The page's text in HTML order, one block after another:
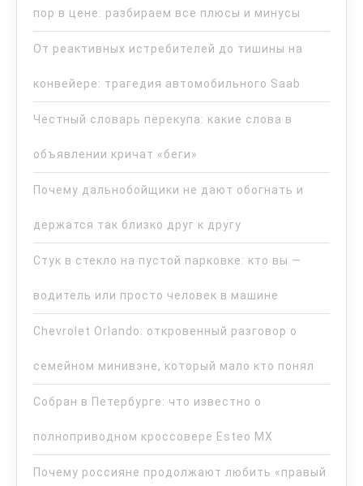
пор в цене: разбираем все плюсы и минусы
От реактивных истребителей до тишины на
конвейере: трагедия автомобильного Saab
Честный словарь перекупа: какие слова в
объявлении кричат «беги»
Почему дальнобойщики не дают обогнать и
держатся так близко друг к другу
Стук в стекло на пустой парковке: кто вы —
водитель или просто человек в машине
Chevrolet Orlando: откровенный разговор о
семейном минивэне, который мало кто понял
Собран в Петербурге: что известно о
полноприводном кроссовере Esteo MX
Почему россияне продолжают любить «правый